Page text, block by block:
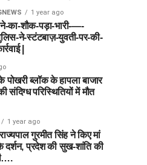
1 year ago
का-शौक-पड़ा-भारी-—-
ने-स्टंटबाज़-युवती-पर-की-
|
ब्लॉक के हापला बाजार
संदिग्ध परिस्थितियों में मौत
1 year ago
गुरमीत सिंह ने किए मां
दर्शन, प्रदेश की सुख-शांति की